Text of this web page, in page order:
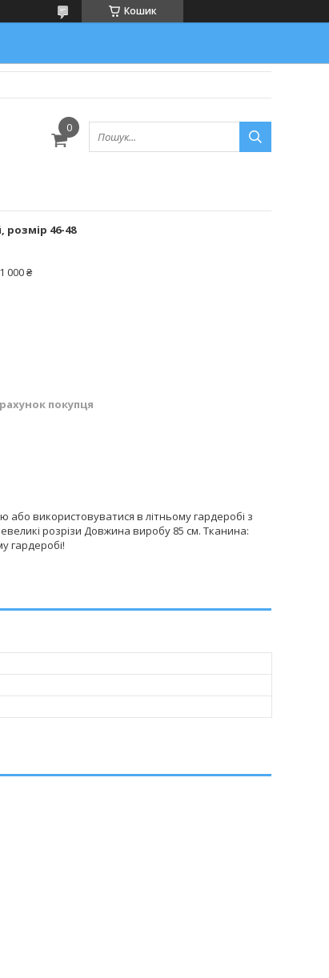
Кошик
розмір 46-48
000 ₴
покупця
або використовуватися в літньому гардеробі з
розрізи Довжина виробу 85 см. Тканина:
гардеробі!